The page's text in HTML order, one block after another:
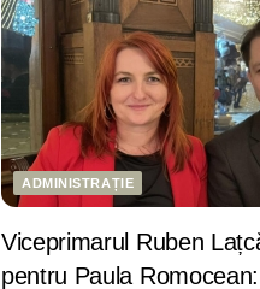
ADMINISTRAȚIE
Viceprimarul Ruben
pentru Paula